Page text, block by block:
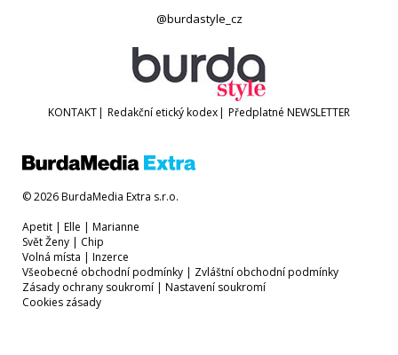
@burdastyle_cz
KONTAKT| Redakční etický kodex| Předplatné NEWSLETTER
© 2026 BurdaMedia Extra s.r.o.
Apetit | Elle | Marianne
Svět Ženy | Chip
Volná místa | Inzerce
Všeobecné obchodní podmínky | Zvláštní obchodní podmínky
Zásady ochrany soukromí | Nastavení soukromí
Cookies zásady